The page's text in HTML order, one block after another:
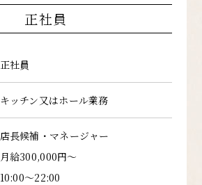
正社員
正社員
キッチン又はホール業務
店長候補・マネージャー
月給300,000円〜
10:00～22:00